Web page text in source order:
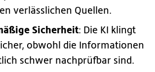
verlässlichen Quellen.
Sicherheit: Die KI klingt
obwohl die Informationen
schwer nachprüfbar sind.